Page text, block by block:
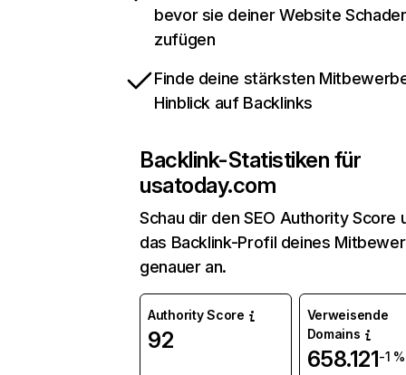
bevor sie deiner Website
zufügen
Finde deine stärksten
Hinblick auf Backlinks
Backlink-Statistiken für
usatoday.com
Schau dir den SEO Authority Score
das Backlink-Profil deines
genauer an.
Authority Score
92
Verweisende
Domains
658.121-1 %